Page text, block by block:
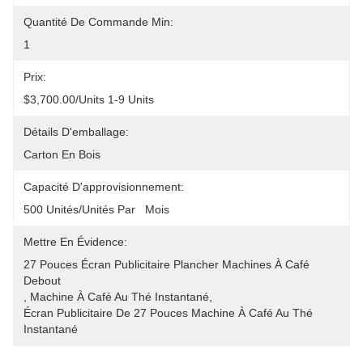
Quantité De Commande Min:
1
Prix:
$3,700.00/units 1-9 Units
Détails D'emballage:
Carton En Bois
Capacité D'approvisionnement:
500 Unités/unités Par   Mois
Mettre En Évidence:
27 Pouces Écran Publicitaire Plancher Machines À Café
Debout
Machine À Café Au Thé Instantané
Écran Publicitaire De 27 Pouces Machine À Café Au Thé
Instantané